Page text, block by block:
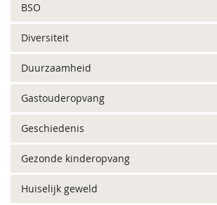
BSO
Diversiteit
Duurzaamheid
Gastouderopvang
Geschiedenis
Gezonde kinderopvang
Huiselijk geweld